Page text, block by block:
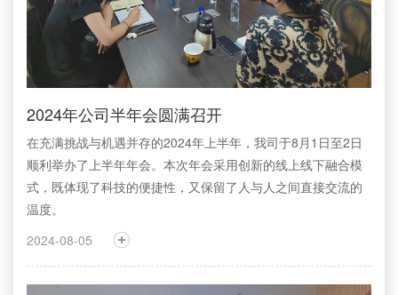
2024年公司半年会圆满召开
在充满挑战与机遇并存的2024年上半年，我司于8月1日至2日
顺利举办了上半年年会。本次年会采用创新的线上线下融合模
式，既体现了科技的便捷性，又保留了人与人之间直接交流的
温度。
2024-08-05